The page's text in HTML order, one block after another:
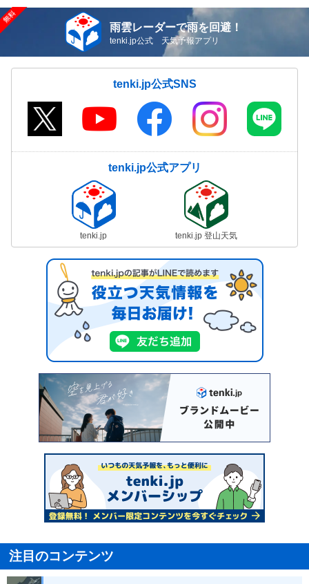
雨雲レーダーで雨を回避！
tenki.jp公式 天気予報アプリ
tenki.jp公式SNS
tenki.jp公式アプリ
tenki.jp tenki.jp 登山天気
注目のコンテンツ